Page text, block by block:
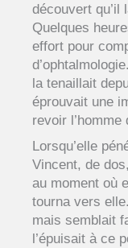
découvert qu’il
Quelques
effort pour
la tenaillait
éprouvait une
revoir l’homme
Lorsqu’elle
Vincent, de
au moment où
tourna vers
mais semblait
l’épuisait à ce